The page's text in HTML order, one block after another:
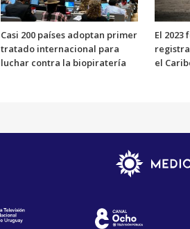
Casi 200 países adoptan primer
tratado internacional para
luchar contra la biopiratería
El 2023
el